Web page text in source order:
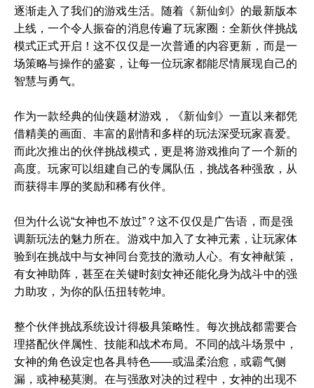
逐渐走入了我们的游戏生活。随着《新仙剑》的最新版本
上线，一个令人振奋的消息传遍了玩家圈：全新伙伴挑战
模式正式开启！这不仅仅是一次普通的内容更新，而是一
场策略与操作的盛宴，让每一位玩家都能尽情展现自己的
智慧与勇气。
作为一款经典的仙侠题材游戏，《新仙剑》一直以来都凭
借精美的画面、丰富的剧情和多样的玩法深受玩家喜爱。
而此次推出的伙伴挑战模式，更是将游戏推向了一个新的
高度。玩家可以组建自己的专属队伍，挑战各种强敌，从
而获得丰厚的奖励和稀有伙伴。
但为什么说“女神也不放过”？这不仅仅是广告语，而是强
调新玩法的魅力所在。游戏中加入了女神元素，让玩家体
验到在挑战中与女神同台竞技的激动人心。有女神献策，
有女神助阵，甚至在关键时刻女神还能化身为战斗中的强
力助攻，为你的队伍扭转乾坤。
整个伙伴挑战系统设计得极具策略性。每次挑战都需要合
理搭配伙伴属性、技能和战术布局。不同的战斗场景中，
女神的角色设定也各具特色——或温柔治愈，或霸气侧
漏，或神秘莫测。在与强敌对决的过程中，女神的出现不